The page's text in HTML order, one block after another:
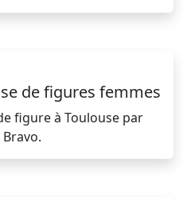
de figures femmes
figure à Toulouse par
Bravo.